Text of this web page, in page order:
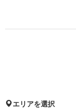
エリアを選択